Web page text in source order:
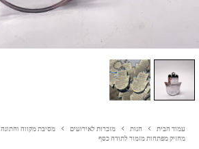
עמוד הבית חנות מזכרות לאירועים
מסיבת מקווה וחתונה
מחזיק מפתחות מזמור לתודה כסף